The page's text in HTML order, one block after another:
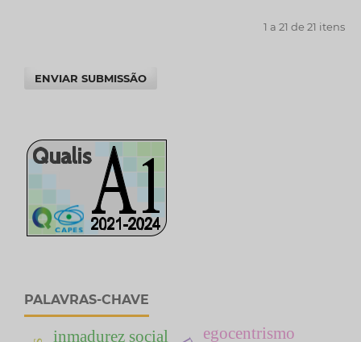
1 a 21 de 21 itens
ENVIAR SUBMISSÃO
PALAVRAS-CHAVE
inmadurez social egocentrismo